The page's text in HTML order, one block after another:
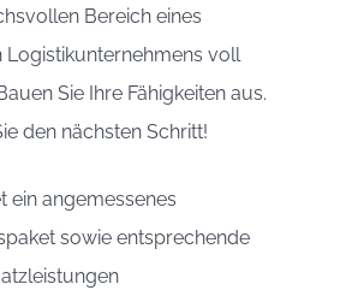
Bereich eines
Logistikunternehmens voll
Sie Ihre Fähigkeiten aus.
den nächsten Schritt!
ein angemessenes
sowie entsprechende